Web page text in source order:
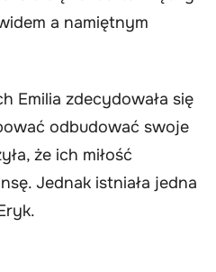
a namiętnym
Emilia zdecydowała się
odbudować swoje
że ich miłość
Jednak istniała jedna